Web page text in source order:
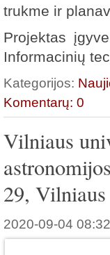
trukme ir
Projektas
Informacinių
Kategorijos:
Komentarų: 0
Vilniaus
29,
2020-09-04 08:32